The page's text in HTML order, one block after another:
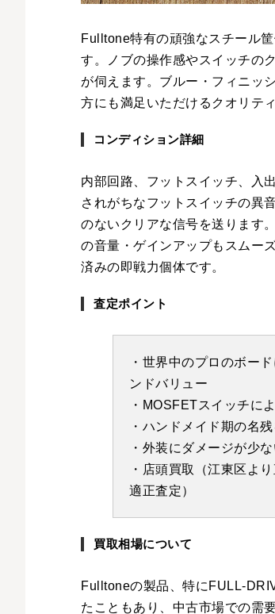
Fulltone特有の頑強なスチール
す。ノブの操作感やスイッチの
が伺えます。ブルー・フィニッ
方にも満足いただけるクオリテ
コンディション詳細
内部回路、フットスイッチ、入
されがちなフットスイッチの異
のないクリアな信号を送ります
の音量・ゲインアップもスムー
済みの即戦力個体です。
査定ポイント
・世界中のプロのボー
ンドバリュー
・MOSFETスイッチに
・ハンドメイド期の名
・外装にダメージが少
・店頭買取（江東区よ
適正査定）
買取相場について
Fulltoneの製品、特にFULL-
たこともあり、中古市場での需